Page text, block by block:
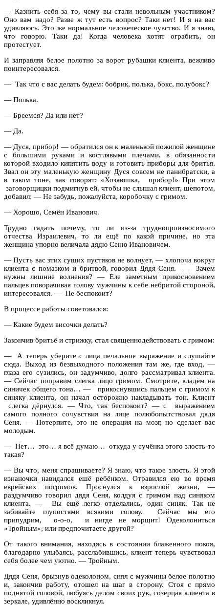
— Казнить себя за то, чему вы стали невольным участником?
Оно вам надо? Разве ж тут есть вопрос? Таки нет! И я на вас
удивляюсь. Это же нормальное человеческое чувство. И я знаю,
что говорю. Таки да! Когда человека хотят ограбить, он
протестует.
И заправляя белое полотно за ворот рубашки клиента, вежливо
поинтересовался.
— Так что с вас делать будем: бобрик, полька, бокс, полубокс?
— Полька.
— Бреемся? Да или нет?
— Да.
— Дуся, прибор! — обратился он к маленькой пожилой женщине
с большими руками и костлявыми плечами, в обязанности
которой входило кипятить воду и готовить приборы для бритья.
Звал он эту маленькую женщину Дуся совсем не панибратски, а
в таком тоне, как говорят: «Хозяюшка, прибор!» При этом
заговорщицки подмигнув ей, чтобы не слышал клиент, шепотом,
добавил: — Не забудь, пожалуйста, коробочку с гримом.
— Хорошо, Семён Иванович.
Трудно гадать почему, то ли из-за труднопроизносимого
отчества Израилевич, то ли ещё по какой причине, но эта
женщина упорно величала дядю Сеню Ивановичем.
— Пусть вас этих сущих пустяков не волнует, — хлопоча вокруг
клиента с помазком и бритвой, говорил Дядя Сеня. — Зачем
нужны лишние волнения? — Еле заметным прикосновением
пальцев поворачивая голову мужчины к себе небритой стороной,
интересовался. — Не беспокоит?
В процессе работы советовался:
— Какие будем височки делать?
Закончив бритьё и стрижку, стал священнодействовать с гримом:
— А теперь уберите с лица печальное выражение и слушайте
сюда. Выход из безвыходного положения там же, где вход, —
глаза его сузились, он задумчиво, долго рассматривал клиента.
— Сейчас поправим слегка лицо гримом. Смотрите, кладём на
синичек общего тона… — прикоснувшись пальцем с гримом к
синяку клиента, он начал осторожно накладывать тон. Клиент
слегка дёрнулся. — Что, так беспокоит? — с выражением
самого полного сочувствия на лице полюбопытствовал дядя
Сеня. — Потерпите, это не операция на мозг, но сделает вас
молодым.
— Нет… это… я всё думаю… откуда у сучёнка этого злость-то
такая?
— Вы что, меня спрашиваете? Я знаю, что такое злость. Я этой
изнаночки навидался ешё ребёнком. Отравился ею во время
еврейских погромов. Проснулся к взрослой жизни, —
раздумчиво говорил дядя Сеня, колдуя с гримом над синяком
клиента. — Вы ещё легко отделались, один синяк. Так не
забивайте глупостями всякими голову. Сейчас мы его
припудрим, о-о-о, и нигде не морщит! Одеколониться
«Тройным», или предпочитаете другой?
От такого внимания, находясь в состоянии блаженного покоя,
благодарно улыбаясь, расслабившись, клиент теперь чувствовал
себя более чем уютно. — Тройным.
Дядя Сеня, брызнув одеколоном, снял с мужчины белое полотно
и, закончив работу, отошел на шаг в сторону. Стоя с прямо
поднятой головой, любуясь делом своих рук, созерцая клиента в
зеркале, удивлённо воскликнул.